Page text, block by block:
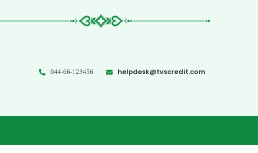
044-66-123456 helpdesk@tvscredit.com